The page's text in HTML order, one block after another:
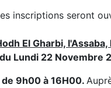
inscriptions seront
El Gharbi,
Lundi 22 Novembre
9h00 à 16H00.